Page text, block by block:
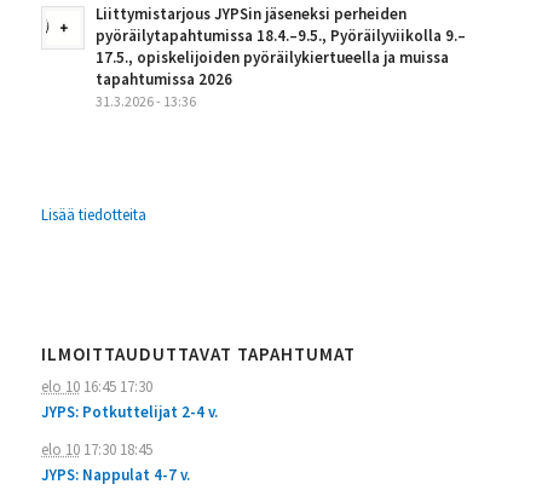
Liittymistarjous JYPSin jäseneksi perheiden
pyöräilytapahtumissa 18.4.–9.5., Pyöräilyviikolla 9.–
17.5., opiskelijoiden pyöräilykiertueella ja muissa
tapahtumissa 2026
31.3.2026 - 13:36
Lisää tiedotteita
ILMOITTAUDUTTAVAT TAPAHTUMAT
elo 1016:45 17:30
JYPS: Potkuttelijat 2-4 v.
elo 1017:30 18:45
JYPS: Nappulat 4-7 v.